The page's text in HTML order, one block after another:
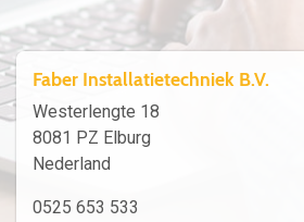
Faber Installatietechniek B.V.
Westerlengte 18
8081 PZ Elburg
Nederland
0525 653 533